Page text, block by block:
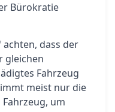
Bürokratie
dass der
gleichen
Fahrzeug
meist nur die
um